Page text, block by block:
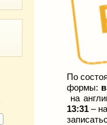
По
формы:
на
13:31 –